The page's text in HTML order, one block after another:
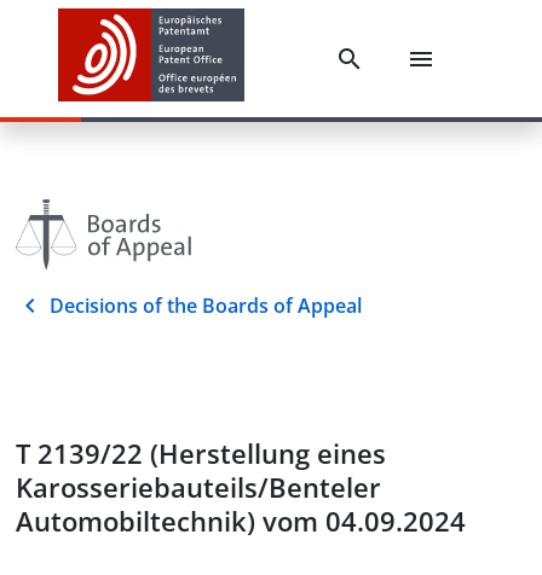
Decisions of the Boards of Appeal
T 2139/22 (Herstellung eines
Karosseriebauteils/Benteler
Automobiltechnik) vom 04.09.2024